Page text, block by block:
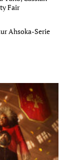
Fair
Ahsoka-Serie